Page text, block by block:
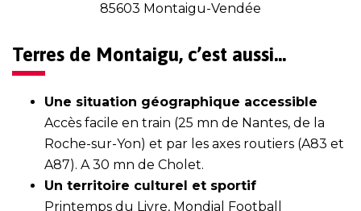
85603 Montaigu-Vendée
Terres de Montaigu, c’est aussi…
Une situation géographique accessible
Accès facile en train (25 mn de Nantes, de la
Roche-sur-Yon) et par les axes routiers (A83 et
A87). A 30 mn de Cholet.
Un territoire culturel et sportif
Printemps du Livre, Mondial Football